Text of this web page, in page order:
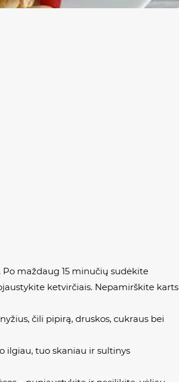
maždaug 15 minučių sudėkite
ketvirčiais. Nepamirškite karts
čili pipirą, druskos, cukraus bei
ilgiau, tuo skaniau ir sultinys